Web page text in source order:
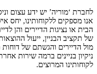
לחברת ‘מוריה’ יש ידע עצום
אנו מספקים ללקוחותינו, יחס
הבית או נציגות הדיירים והן
של תקציב הבניין, ייעול
מול הדיירים והגשתם של
ניקיון בניינים ברמה שירות
לקוחותינו המרוצים.